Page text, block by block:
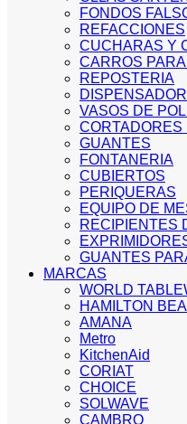
FONDOS
REFACCIONES
CUCHARAS Y
CARROS
REPOSTERIA
VASOS DE
CORTADORES
GUANTES
FONTANERIA
CUBIERTOS
PERIQUERAS
EQUIPO DE
RECIPIENTES
GUANTES
MARCAS
WORLD
HAMILTON
AMANA
Metro
KitchenAid
CORIAT
CHOICE
SOLWAVE
CAMBRO